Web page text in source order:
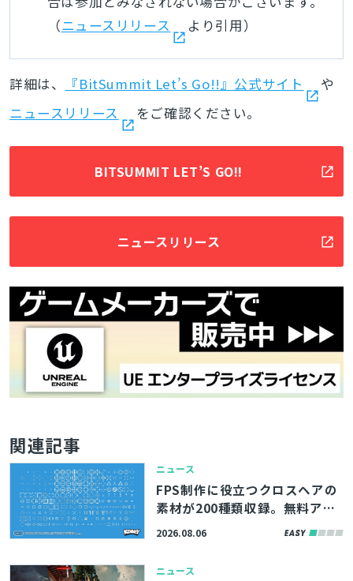
（ニュースリリース より引用）
詳細は、 『BitSummit Let’s Go!!』公式サイト
や
ニュースリリース
をご確認ください。
BITSUMMIT LET’S GO!!
ニュースリリース
関連記事
ニュース
FPS制作に役立つクロスヘアの
素材が200種類収録。無料アセ
ットパック『Crosshair Pack』
2026.08.06
ニュース
とじる
検索